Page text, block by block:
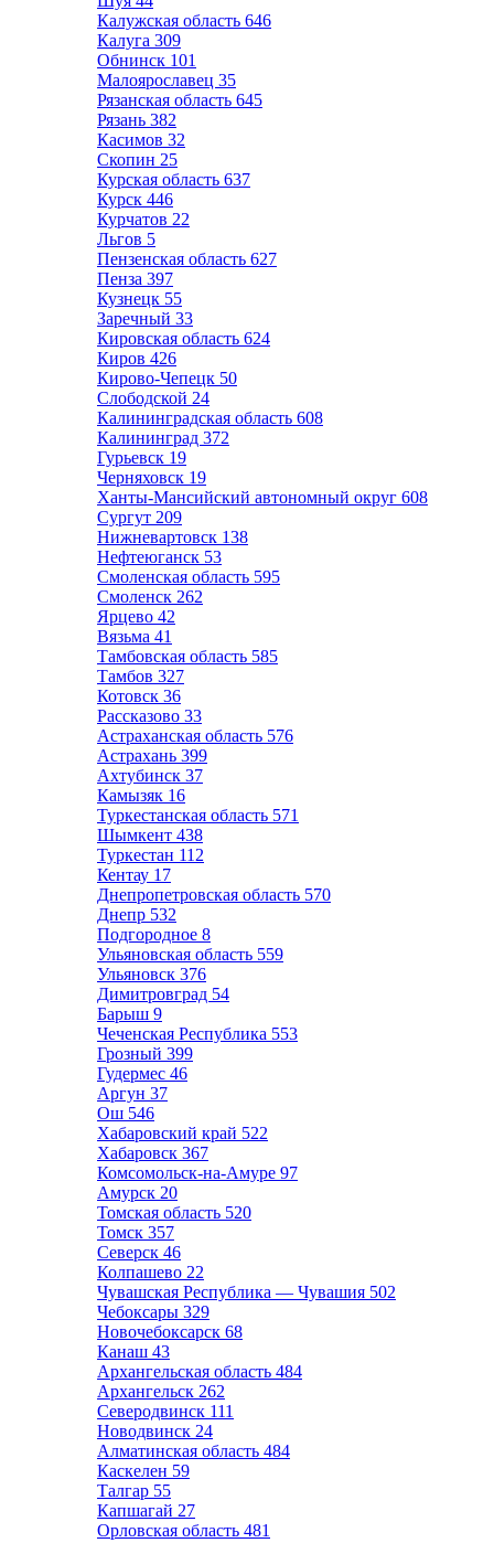
Калужская область 646
Калуга 309
Обнинск 101
Малоярославец 35
Рязанская область 645
Рязань 382
Касимов 32
Скопин 25
Курская область 637
Курск 446
Курчатов 22
Льгов 5
Пензенская область 627
Пенза 397
Кузнецк 55
Заречный 33
Кировская область 624
Киров 426
Кирово-Чепецк 50
Слободской 24
Калининградская область 608
Калининград 372
Гурьевск 19
Черняховск 19
Ханты-Мансийский автономный округ 608
Сургут 209
Нижневартовск 138
Нефтеюганск 53
Смоленская область 595
Смоленск 262
Ярцево 42
Вязьма 41
Тамбовская область 585
Тамбов 327
Котовск 36
Рассказово 33
Астраханская область 576
Астрахань 399
Ахтубинск 37
Камызяк 16
Туркестанская область 571
Шымкент 438
Туркестан 112
Кентау 17
Днепропетровская область 570
Днепр 532
Подгородное 8
Ульяновская область 559
Ульяновск 376
Димитровград 54
Барыш 9
Чеченская Республика 553
Грозный 399
Гудермес 46
Аргун 37
Ош 546
Хабаровский край 522
Хабаровск 367
Комсомольск-на-Амуре 97
Амурск 20
Томская область 520
Томск 357
Северск 46
Колпашево 22
Чувашская Республика — Чувашия 502
Чебоксары 329
Новочебоксарск 68
Канаш 43
Архангельская область 484
Архангельск 262
Северодвинск 111
Новодвинск 24
Алматинская область 484
Каскелен 59
Талгар 55
Капшагай 27
Орловская область 481